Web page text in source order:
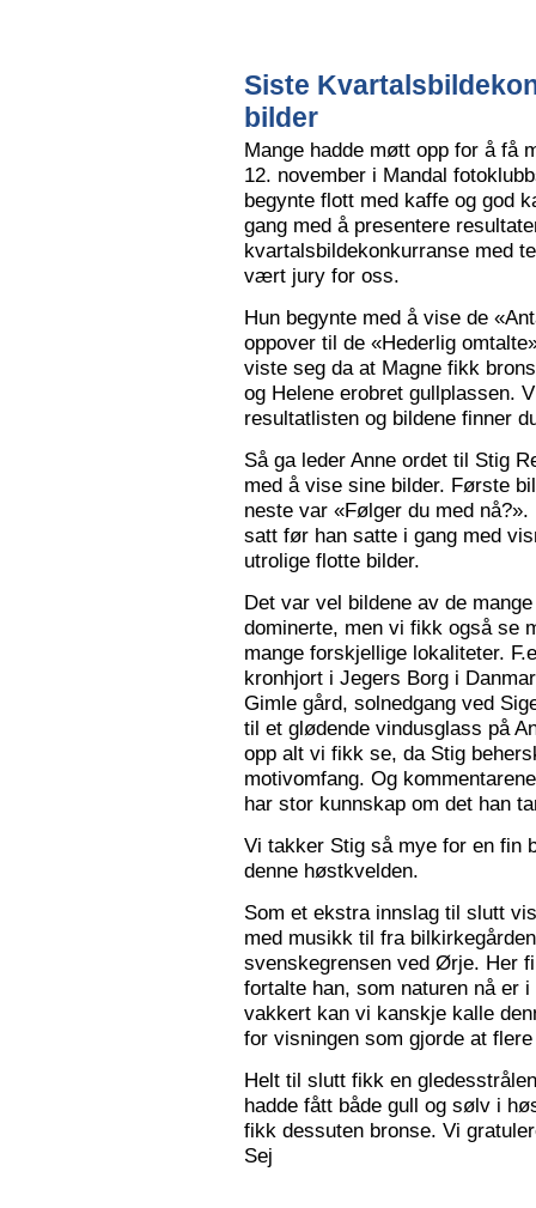
Siste
bilder
Mange hadde møtt opp for å få
12. november i Mandal
begynte flott med kaffe og god
gang med å presentere
kvartalsbildekonkurranse med
vært jury for oss.
Hun begynte med å vise de
oppover til de «Hederlig
viste seg da at Magne fikk
og Helene erobret gullplassen.
resultatlisten og bildene finner
Så ga leder Anne ordet til Stig
med å vise sine bilder. Første
neste var «Følger du med
satt før han satte i gang med
utrolige flotte bilder.
Det var vel bildene av de
dominerte, men vi fikk også se
mange forskjellige lokaliteter.
kronhjort i Jegers Borg i
Gimle gård, solnedgang ved
til et glødende vindusglass på
opp alt vi fikk se, da Stig
motivomfang. Og
har stor kunnskap om det han
Vi takker Stig så mye for en fin
denne høstkvelden.
Som et ekstra innslag til slutt
med musikk til fra
svenskegrensen ved Ørje. Her
fortalte han, som naturen nå er
vakkert kan vi kanskje kalle
for visningen som gjorde at
Helt til slutt fikk en
hadde fått både gull og sølv i
fikk dessuten bronse. Vi
Sej